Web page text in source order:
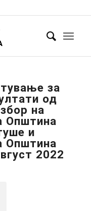
за
од
на
Општина
и
Општина
2022